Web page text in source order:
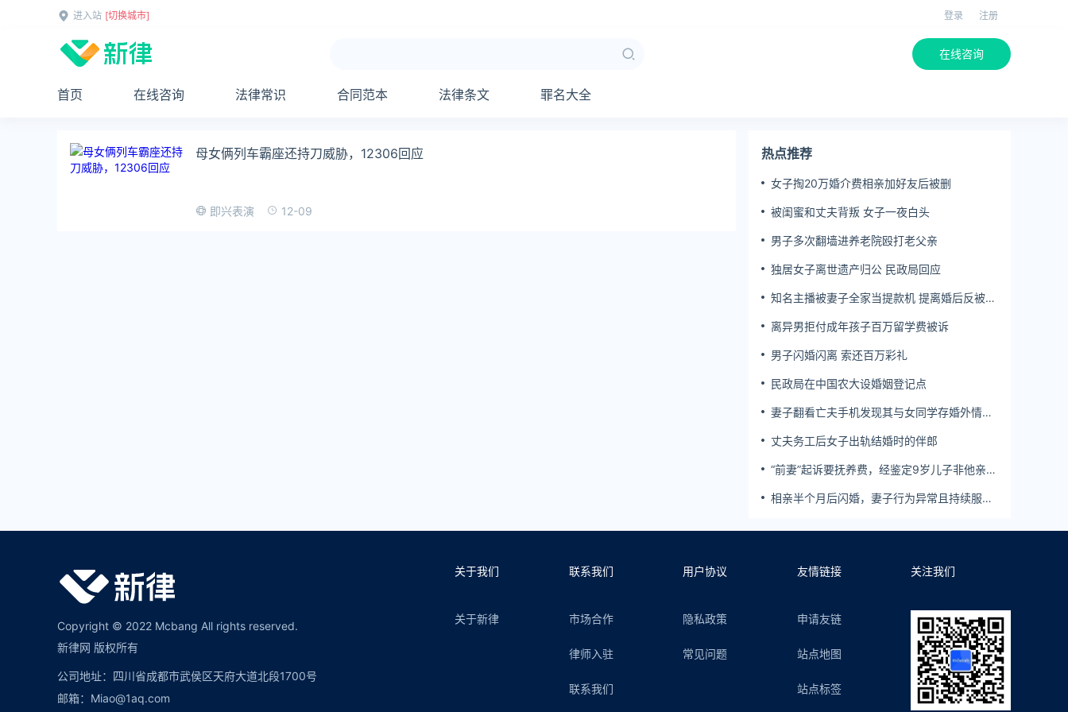
进入站 [切换城市] 登录 注册
在线咨询
首页 在线咨询 法律常识 合同范本 法律条文 罪名大全
母女俩列车霸座还持刀威胁，12306回应
即兴表演 12-09
热点推荐
女子掏20万婚介费相亲加好友后被删
被闺蜜和丈夫背叛 女子一夜白头
男子多次翻墙进养老院殴打老父亲
独居女子离世遗产归公 民政局回应
知名主播被妻子全家当提款机 提离婚后反被对
离异男拒付成年孩子百万留学费被诉
男子闪婚闪离 索还百万彩礼
民政局在中国农大设婚姻登记点
妻子翻看亡夫手机发现其与女同学存婚外情，
丈夫务工后女子出轨结婚时的伴郎
“前妻”起诉要抚养费，经鉴定9岁儿子非他亲
相亲半个月后闪婚，妻子行为异常且持续服
病，撤销两人婚姻关系
Copyright © 2022 Mcbang All rights reserved.
新律网 版权所有
公司地址：四川省成都市武侯区天府大道北段1700号
邮箱：Miao@1aq.com
关于我们
关于新律
联系我们
市场合作
律师入驻
联系我们
用户协议
隐私政策
常见问题
友情链接
申请友链
站点地图
站点标签
关注我们